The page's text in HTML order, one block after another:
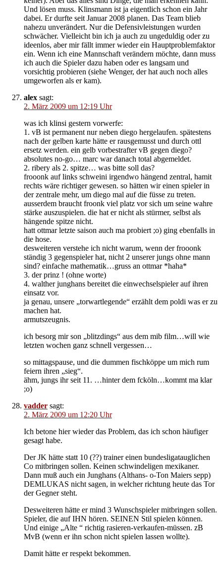
Und lösen muss. Klinsmann ist ja eigentlich schon ein Jahr
dabei. Er durfte seit Januar 2008 planen. Das Team blieb
nahezu unverändert. Nur die Defensivleistungen wurden
schwächer. Vielleicht bin ich ja auch zu ungeduldig oder zu
ideenlos, aber mir fällt immer wieder ein Hauptproblemfaktor
ein. Wenn ich eine Mannschaft verändern möchte, dann muss
ich auch die Spieler dazu haben oder es langsam und
vorsichtig probieren (siehe Wenger, der hat auch noch alles
umgeworfen als er kam).
alex sagt:
2. März 2009 um 12:19 Uhr
was ich klinsi gestern vorwerfe:
1. vB ist permanent nur neben diego hergelaufen. spätestens
nach der gelben karte hätte er rausgemusst und durch ottl
ersetz werden. ein gelb vorbestrafter vB gegen diego?
absolutes no-go… marc war danach total abgemeldet.
2. ribery als 2. spitze… was bitte soll das?
frooonk auf links schweini irgendwo hängend zentral, hamit
rechts wäre richtiger gewesen. so hätten wir einen spieler in
der zentrale mehr, um diego mal auf die füsse zu treten.
ausserdem braucht froonk viel platz vor sich um seine wahre
stärke auszuspielen. die hat er nicht als stürmer, selbst als
hängende spitze nicht.
hatt ottmar letzte saison auch ma probiert ;o) ging ebenfalls in
die hose.
desweiteren verstehe ich nicht warum, wenn der frooonk
ständig 3 gegenspieler hat, nicht 2 unserer jungs ohne mann
sind? einfache mathematik…gruss an ottmar *haha*
3. der prinz ! (ohne worte)
4. walther junghans bereitet die einwechselspieler auf ihren
einsatz vor.
ja genau, unsere „torwartlegende“ erzählt dem poldi was er zu
machen hat.
armutszeugnis.
ich besorg mir son „blitzdings“ aus dem mib film…will wie
letzten wochen ganz schnell vergessen…
so mittagspause, und die dummen fischköppe um mich rum
feiern ihren „sieg“.
ähm, jungs ihr seit 11. …hinter dem fcköln…kommt ma klar
;o)
vadder sagt:
2. März 2009 um 12:20 Uhr
Ich betone hier wieder das Problem, das ich schon häufiger
gesagt habe.
Der JK hätte statt 10 (??) trainer einen bundesligatauglichen
Co mitbringen sollen. Keinen schwindeligen mexikaner.
Dann muß auch ein Junghans (Althans- o-Ton Maiers sepp)
DEMLUKAS nicht sagen, in welcher richtung heute das Tor
der Gegner steht.
Desweiteren hätte er mind 3 Wunschspieler mitbringen sollen.
Spieler, die auf IHN hören. SEINEN Stil spielen können.
Und einige „Alte “ richtig rasieren-verkaufen-müssen. zB
MvB (wenn er ihn schon nicht spielen lassen wollte).
Damit hätte er respekt bekommen.